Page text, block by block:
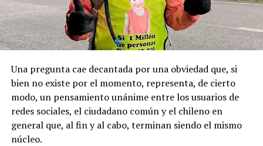
de estas tierras patagónicas donde izaron la bandera
nacional declarando este territorio como parte de Chile.
Una pregunta cae decantada por una obviedad que, si
bien no existe por el momento, representa, de cierto
modo, un pensamiento unánime entre los usuarios de
redes sociales, el ciudadano común y el chileno en
general que, al fin y al cabo, terminan siendo el mismo
núcleo.